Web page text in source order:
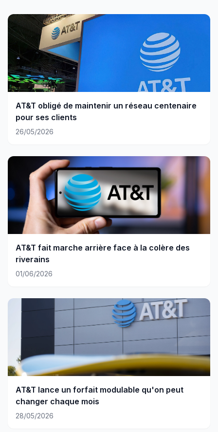
AT&T obligé de maintenir un réseau centenaire
pour ses clients
26/05/2026
AT&T fait marche arrière face à la colère des
riverains
01/06/2026
AT&T lance un forfait modulable qu'on peut
changer chaque mois
28/05/2026